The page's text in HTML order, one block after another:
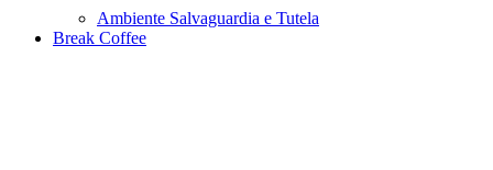
Ambiente Salvaguardia e Tutela
Break Coffee